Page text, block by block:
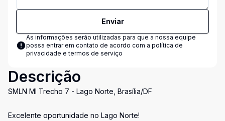
Enviar
As informações serão utilizadas para que a nossa equipe
possa entrar em contato de acordo com a política de
privacidade e termos de serviço
Descrição
SMLN MI Trecho 7 - Lago Norte, Brasília/DF
Excelente oportunidade no Lago Norte!